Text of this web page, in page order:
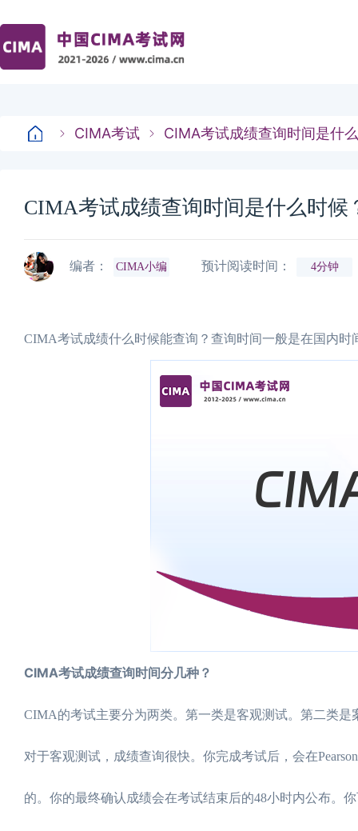
CIMA考试 CIMA考试成绩查询时间是什
CIMA考试成绩查询时间是什么时候
编者： CIMA小编 预计阅读时间： 4分钟
CIMA考试成绩什么时候能查询？查询时间一般是在国内
CIMA考试成绩查询时间分几种？
CIMA的考试主要分为两类。第一类是客观测试。第二类
对于客观测试，成绩查询很快。你完成考试后，会在
的。你的最终确认成绩会在考试结束后的48小时内公布。